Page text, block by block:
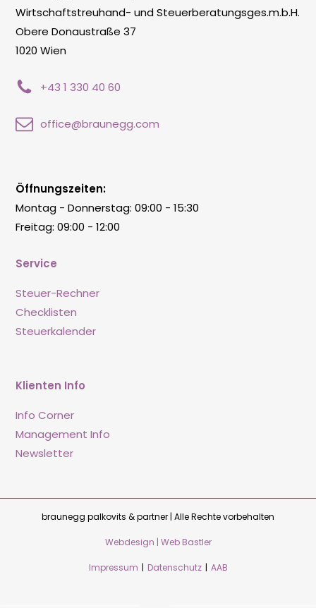
Wirtschaftstreuhand- und Steuerberatungsges.m.b.H.
Obere Donaustraße 37
1020 Wien
+43 1 330 40 60
office@braunegg.com
Service
Steuer-Rechner
Checklisten
Steuerkalender
Klienten Info
Info Corner
Management Info
Newsletter
Öffnungszeiten:
Montag - Donnerstag: 09:00 - 15:30
Freitag: 09:00 - 12:00
braunegg palkovits & partner | Alle Rechte vorbehalten
Webdesign | Web Bastler
Impressum | Datenschutz | AAB